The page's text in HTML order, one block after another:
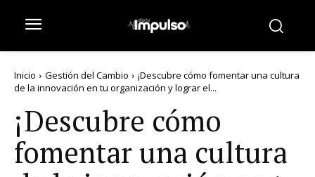
Inicio Gestión del Cambio
¡Descubre cómo fomentar una cultura
de la innovación en tu organización y lograr el...
¡Descubre cómo
fomentar una cultura